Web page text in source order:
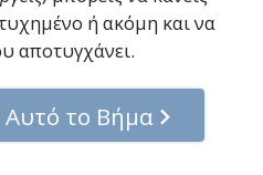
ή ακόμη και να
αποτυγχάνει.
το Βήμα